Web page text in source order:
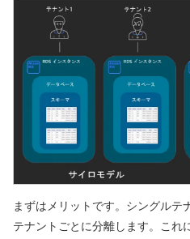
まずはメリットです。シングルテ
テナントごとに分離します。これ